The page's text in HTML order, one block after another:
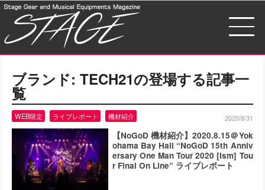
ブランド:TECH21の登場する記事一
覧
【NoGoD 機材紹介】2020.8.15＠Yok
ohama Bay Hall “NoGoD 15th Anniv
ersary One Man Tour 2020 [Ism] Tou
r Final On Line” ライブレポート
WEB限定 ライブレポート 機材紹介 2020/8/31